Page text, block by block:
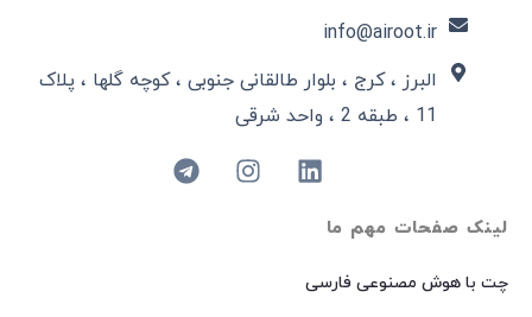
لینک صفحات مهم ما
چت با هوش مصنوعی فارسی
info@airoot.ir
البرز ، کرج ، بلوار طالقانی جنوبی ، کوچه گلها ، پلاک
11 ، طبقه 2 ، واحد شرقی